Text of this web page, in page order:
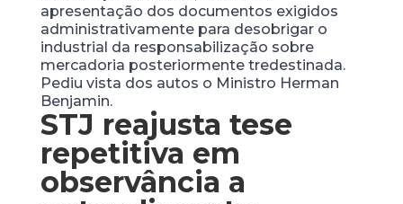
apresentação dos documentos exigidos
administrativamente para desobrigar o
industrial da responsabilização sobre
mercadoria posteriormente tredestinada.
Pediu vista dos autos o Ministro Herman
Benjamin.
STJ reajusta tese
repetitiva em
observância a